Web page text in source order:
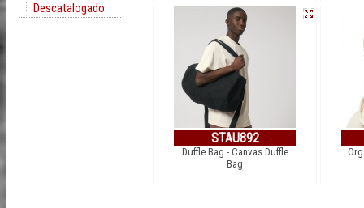
Descatalogado
STAU892
Duffle Bag - Canvas Duffle
Bag